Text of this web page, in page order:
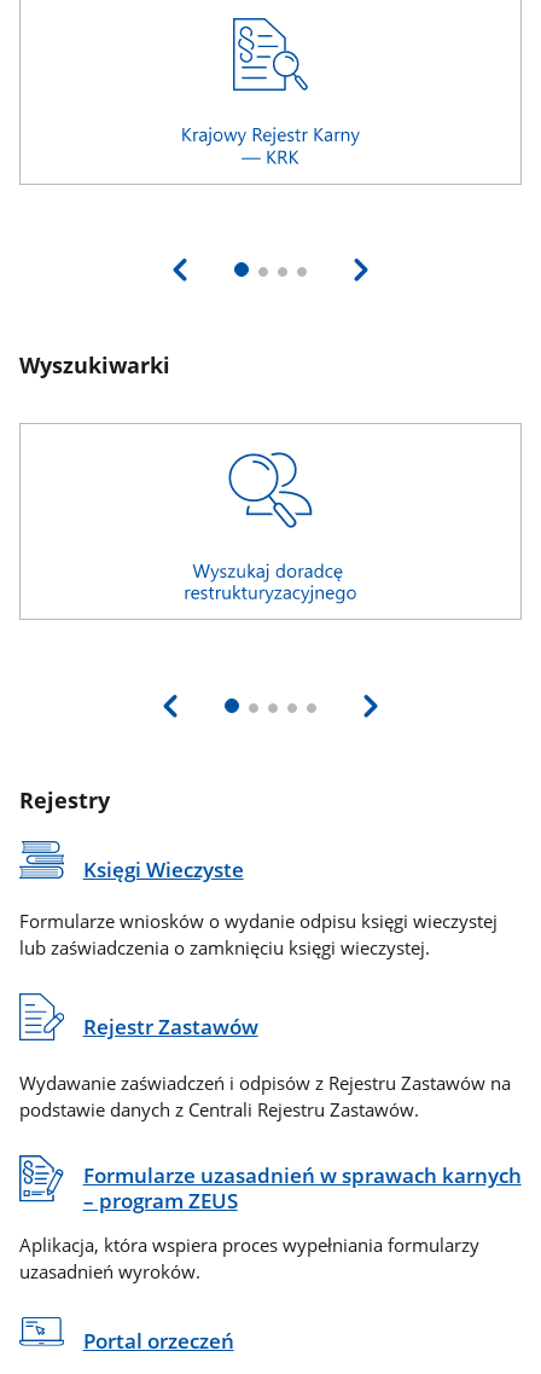
Wyszukiwarki
Rejestry
Księgi Wieczyste
Formularze wniosków o wydanie odpisu księgi wieczystej
lub zaświadczenia o zamknięciu księgi wieczystej.
Rejestr Zastawów
Wydawanie zaświadczeń i odpisów z Rejestru Zastawów na
podstawie danych z Centrali Rejestru Zastawów.
Formularze uzasadnień w sprawach karnych
– program ZEUS
Aplikacja, która wspiera proces wypełniania formularzy
uzasadnień wyroków.
Portal orzeczeń